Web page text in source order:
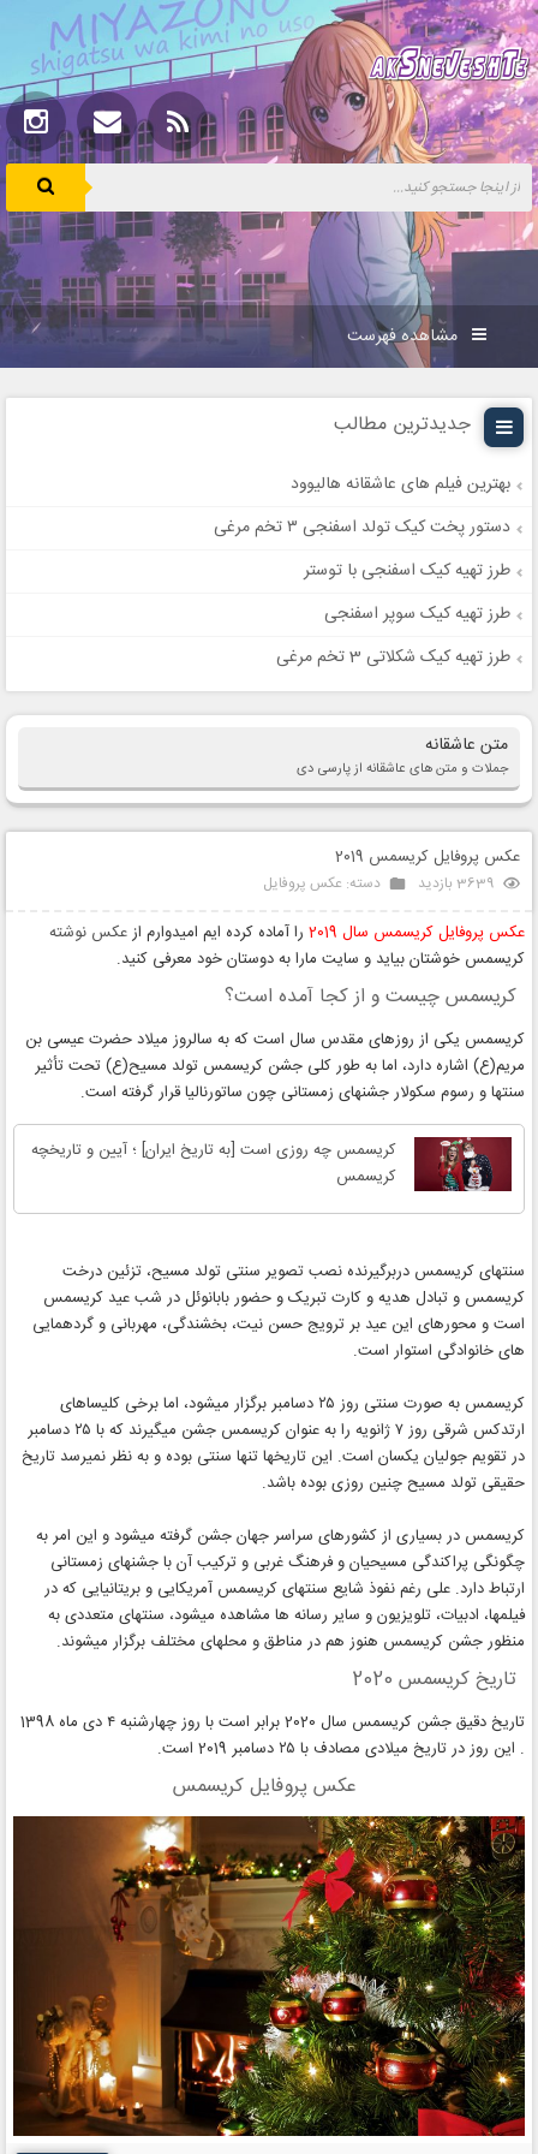
مشاهده فهرست
جدیدترین مطالب
بهترین فیلم های عاشقانه هالیوود
دستور پخت کیک تولد اسفنجی ۳ تخم مرغی
طرز تهیه کیک اسفنجی با توستر
طرز تهیه کیک سوپر اسفنجی
طرز تهیه کیک شکلاتی 3 تخم مرغی
متن عاشقانه
جملات و متن های عاشقانه از پارسی دی
عکس پروفایل کریسمس 2019
3639 بازدید دسته: عکس پروفایل
عکس پروفایل کریسمس سال 2019 را آماده کرده ایم امیدوارم از عکس نوشته
کریسمس خوشتان بیاید و سایت مارا به دوستان خود معرفی کنید.
کریسمس چیست و از کجا آمده است؟
کریسمس یکی از روزهای مقدس سال است که به سالروز میلاد حضرت عیسی بن
مریم(ع) اشاره دارد، اما به طور کلی جشن کریسمس تولد مسیح(ع) تحت تأثیر
سنتها و رسوم سکولار جشنهای زمستانی چون ساتورنالیا قرار گرفته است.
کریسمس چه روزی است [به تاریخ ایران] ؛ آیین و تاریخچه
کریسمس
سنتهای کریسمس دربرگیرنده نصب تصویر سنتی تولد مسیح، تزئین درخت
کریسمس و تبادل هدیه و کارت تبریک و حضور بابانوئل در شب عید کریسمس
است و محورهای این عید بر ترویج حسن نیت، بخشندگی، مهربانی و گردهمایی
های خانوادگی استوار است.
کریسمس به صورت سنتی روز ۲۵ دسامبر برگزار میشود، اما برخی کلیساهای
ارتدکس شرقی روز ۷ ژانویه را به عنوان کریسمس جشن میگیرند که با ۲۵ دسامبر
در تقویم جولیان یکسان است. این تاریخها تنها سنتی بوده و به نظر نمیرسد تاریخ
حقیقی تولد مسیح چنین روزی بوده باشد.
کریسمس در بسیاری از کشورهای سراسر جهان جشن گرفته میشود و این امر به
چگونگی پراکندگی مسیحیان و فرهنگ غربی و ترکیب آن با جشنهای زمستانی
ارتباط دارد. علی رغم نفوذ شایع سنتهای کریسمس آمریکایی و بریتانیایی که در
فیلمها، ادبیات، تلویزیون و سایر رسانه ها مشاهده میشود، سنتهای متعددی به
منظور جشن کریسمس هنوز هم در مناطق و محلهای مختلف برگزار میشوند.
تاریخ کریسمس 2020
تاریخ دقیق جشن کریسمس سال 2020 برابر است با روز چهارشنبه ۴ دی ماه 1398
. این روز در تاریخ میلادی مصادف با ۲۵ دسامبر 2019 است.
عکس پروفایل کریسمس